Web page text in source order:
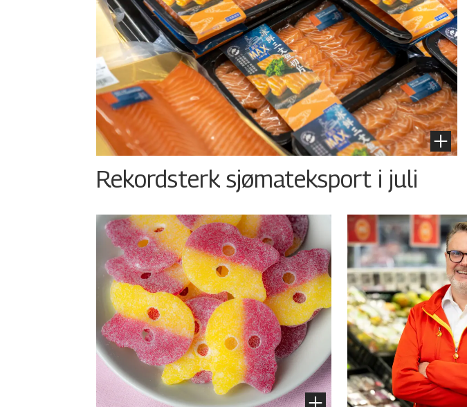
Rekordsterk sjømateksport i juli